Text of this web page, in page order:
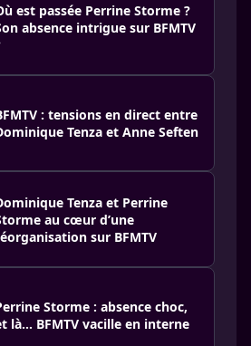
est passée Perrine Storme ?
absence intrigue sur BFMTV
: tensions en direct entre
Tenza et Anne Seften
Tenza et Perrine
au cœur d’une
sur BFMTV
Storme : absence choc,
là… BFMTV vacille en interne